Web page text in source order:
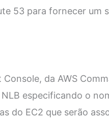
53 para fornecer um
da AWS
especificando o
do EC2 que serão